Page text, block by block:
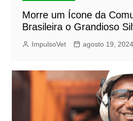
Morre um Ícone da
Brasileira o Grandioso
ImpulsoVet agosto 19, 2024